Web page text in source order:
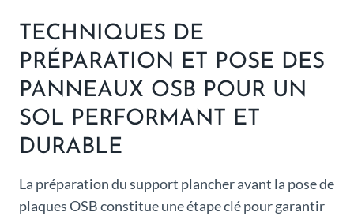
TECHNIQUES DE
PRÉPARATION ET POSE DES
PANNEAUX OSB POUR UN
SOL PERFORMANT ET
DURABLE
La préparation du support plancher avant la pose de
plaques OSB constitue une étape clé pour garantir